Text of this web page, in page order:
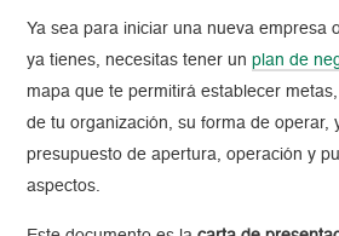
Ya sea para iniciar una nueva empresa
ya tienes, necesitas tener unplan de
mapa que te permitirá establecer
de tu organización, su forma de operar,
presupuesto de apertura, operación y
aspectos.